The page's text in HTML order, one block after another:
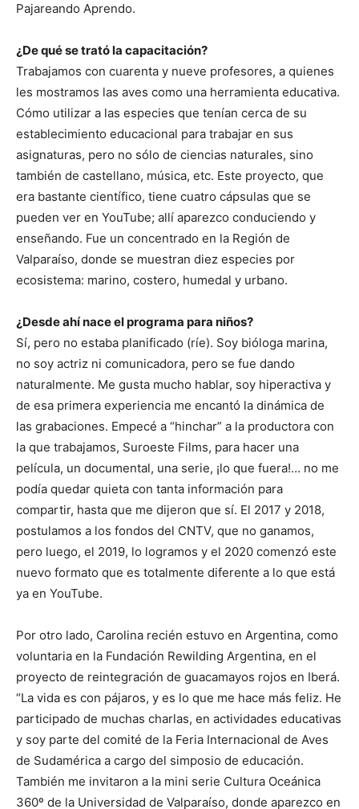
Pajareando Aprendo.
¿De qué se trató la capacitación?
Trabajamos con cuarenta y nueve profesores, a quienes
les mostramos las aves como una herramienta educativa.
Cómo utilizar a las especies que tenían cerca de su
establecimiento educacional para trabajar en sus
asignaturas, pero no sólo de ciencias naturales, sino
también de castellano, música, etc. Este proyecto, que
era bastante científico, tiene cuatro cápsulas que se
pueden ver en YouTube; allí aparezco conduciendo y
enseñando. Fue un concentrado en la Región de
Valparaíso, donde se muestran diez especies por
ecosistema: marino, costero, humedal y urbano.
¿Desde ahí nace el programa para niños?
Sí, pero no estaba planificado (ríe). Soy bióloga marina,
no soy actriz ni comunicadora, pero se fue dando
naturalmente. Me gusta mucho hablar, soy hiperactiva y
de esa primera experiencia me encantó la dinámica de
las grabaciones. Empecé a “hinchar” a la productora con
la que trabajamos, Suroeste Films, para hacer una
película, un documental, una serie, ¡lo que fuera!… no me
podía quedar quieta con tanta información para
compartir, hasta que me dijeron que sí. El 2017 y 2018,
postulamos a los fondos del CNTV, que no ganamos,
pero luego, el 2019, lo logramos y el 2020 comenzó este
nuevo formato que es totalmente diferente a lo que está
ya en YouTube.
Por otro lado, Carolina recién estuvo en Argentina, como
voluntaria en la Fundación Rewilding Argentina, en el
proyecto de reintegración de guacamayos rojos en Iberá.
“La vida es con pájaros, y es lo que me hace más feliz. He
participado de muchas charlas, en actividades educativas
y soy parte del comité de la Feria Internacional de Aves
de Sudamérica a cargo del simposio de educación.
También me invitaron a la mini serie Cultura Oceánica
360º de la Universidad de Valparaíso, donde aparezco en